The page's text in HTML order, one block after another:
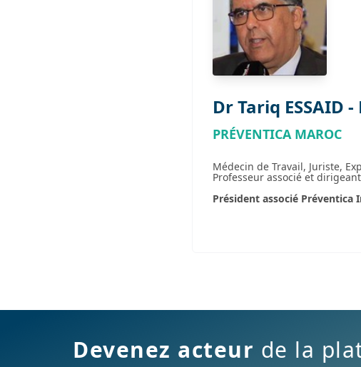
Dr Tariq ESSAID
PRÉVENTICA MAROC
Médecin de Travail, Juriste,
Professeur associé et dirigeant
Président associé
Devenez acteur de la